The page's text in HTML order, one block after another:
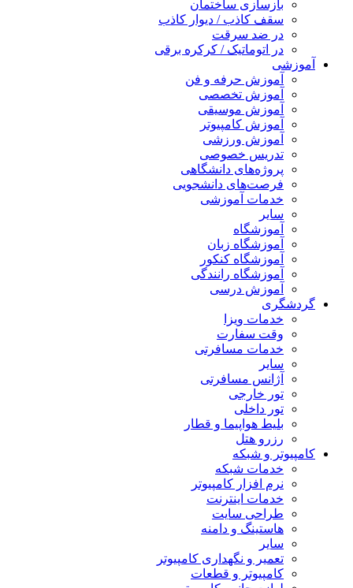
بازسازی ساختمان
سقف کاذب / دیوار کاذب
در ضد سرقت
در اتوماتیک / کرکره برقی
آموزشی
آموزش حرفه و فن
آموزش تخصصی
آموزش موسیقی
آموزش کامپیوتر
آموزش ورزشی
تدریس خصوصی
پروژه‌های دانشگاهی
فرصت‌های دانشجویی
خدمات آموزشی
سایر
آموزشگاه
آموزشگاه زبان
آموزشگاه کنکور
آموزشگاه رانندگی
آموزش درسی
گردشگری
خدمات ویزا
وقت سفارت
خدمات مسافرتی
سایر
آژانس مسافرتی
تور خارجی
تور داخلی
بلیط هواپیما و قطار
رزرو هتل
کامپیوتر و شبکه
خدمات شبکه
نرم افزار کامپیوتر
خدمات اینترنت
طراحی سایت
هاستینگ و دامنه
سایر
تعمیر و نگهداری کامپیوتر
کامپیوتر و قطعات